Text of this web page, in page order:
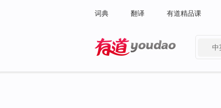
词典 翻译 有道精品课
中